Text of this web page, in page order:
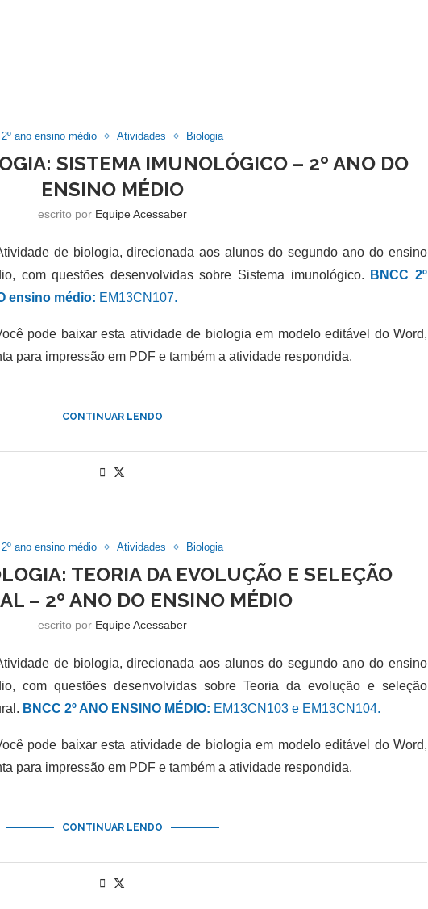
2º ano ensino médio Atividades Biologia
SISTEMA IMUNOLÓGICO – 2º ANO DO
ENSINO MÉDIO
escrito por Equipe Acessaber
de biologia, direcionada aos alunos do segundo ano do ensino
com questões desenvolvidas sobre Sistema imunológico.
BNCC 2º
ensino médio: EM13CN107.
pode baixar esta atividade de biologia em modelo editável do Word,
para impressão em PDF e também a atividade respondida.
CONTINUAR LENDO
2º ano ensino médio Atividades Biologia
TEORIA DA EVOLUÇÃO E SELEÇÃO
– 2º ANO DO ENSINO MÉDIO
escrito por Equipe Acessaber
de biologia, direcionada aos alunos do segundo ano do ensino
com questões desenvolvidas sobre Teoria da evolução e seleção
BNCC 2º ANO ENSINO MÉDIO: EM13CN103 e EM13CN104.
pode baixar esta atividade de biologia em modelo editável do Word,
para impressão em PDF e também a atividade respondida.
CONTINUAR LENDO